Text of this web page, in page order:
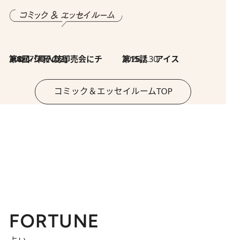
2026.7.30
第8回「同人誌即売会にチャレンジ その2」 2026.7.30
第15話 アイス
コミック＆エッセイルームTOP
FORTUNE